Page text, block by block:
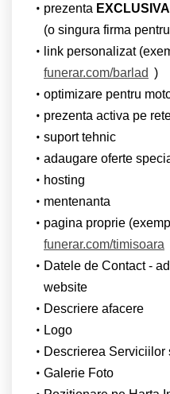
prezenta EXCLUSIVA
(o singura firma
link personalizat
funerar.com/barlad )
optimizare pentru
prezenta activa pe
suport tehnic
adaugare oferte
hosting
mentenanta
pagina proprie
funerar.com/timisoara
Datele de Contact -
website
Descriere afacere
Logo
Descrierea Serviciilor
Galerie Foto